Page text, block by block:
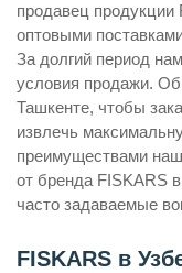
продавец
оптовыми
За долгий период
условия продажи.
Ташкенте, чтобы
извлечь
преимуществами
от бренда FISKARS
часто задаваемые
FISKARS в